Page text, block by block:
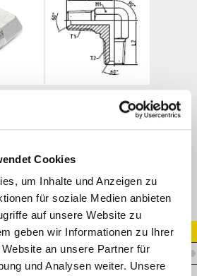
Cookies
um Inhalte und Anzeigen zu
für soziale Medien anbieten
auf unsere Website zu
geben wir Informationen zu Ihrer
an unsere Partner für
und Analysen weiter. Unsere